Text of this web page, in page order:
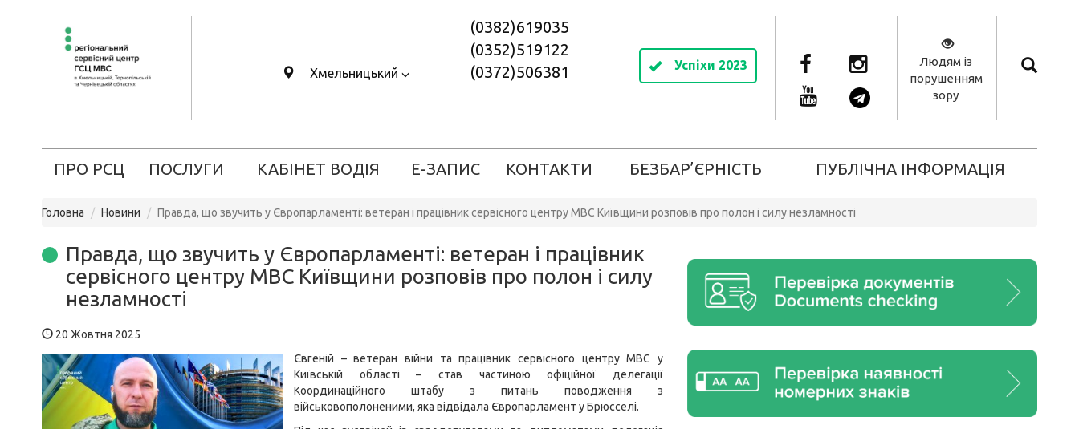
Хмельницький
(0382)619035
(0352)519122
(0372)506381
Успіхи 2023
Людям із
порушенням
зору
ПРО РСЦ ПОСЛУГИ КАБІНЕТ ВОДІЯ Е-ЗАПИС КОНТАКТИ БЕЗБАР’ЄРНІСТЬ ПУБЛІЧНА ІНФОРМАЦІЯ
Головна Новини Правда, що звучить у Європарламенті: ветеран і працівник сервісного центру МВС Київщини розповів про полон і силу незламності
Правда, що звучить у Європарламенті: ветеран і працівник
сервісного центру МВС Київщини розповів про полон і силу
незламності
20 Жовтня 2025
Євгеній – ветеран війни та працівник сервісного центру МВС у
Київській області – став частиною офіційної делегації
Координаційного штабу з питань поводження з
військовополоненими, яка відвідала Європарламент у Брюсселі.